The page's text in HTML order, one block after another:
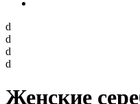
d
d
d
d
Женские